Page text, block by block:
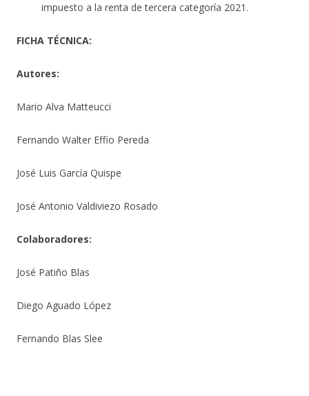
impuesto a la renta de tercera categoría 2021.
FICHA TÉCNICA:
Autores:
Mario Alva Matteucci
Fernando Walter Effio Pereda
José Luis García Quispe
José Antonio Valdiviezo Rosado
Colaboradores:
José Patiño Blas
Diego Aguado López
Fernando Blas Slee